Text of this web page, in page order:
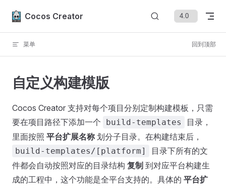
Skip to content
Cocos Creator
菜单 回到顶部
自定义构建模版
Cocos Creator 支持对每个项目分别定制构建模板，只需
要在项目路径下添加一个
build-templates
目录，
里面按照 平台扩展名称 划分子目录。在构建结束后，
build-templates/[platform]
目录下所有的文
件都会自动按照对应的目录结构 复制 到对应平台构建生
成的工程中，这个功能是全平台支持的。具体的 平台扩